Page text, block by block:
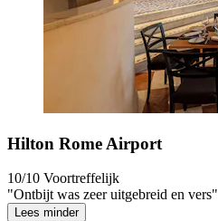
Hilton Rome Airport
10/10 Voortreffelijk
"Ontbijt was zeer uitgebreid en vers"
Lees minder